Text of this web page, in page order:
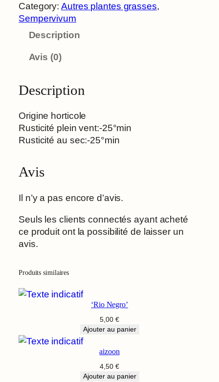
Category:Autres plantes grasses
Sempervivum
Description
Avis (0)
Description
Origine horticole
Rusticité plein vent:-25°min
Rusticité au sec:-25°min
Avis
Il n’y a pas encore d’avis.
Seuls les clients connectés ayant acheté
ce produit ont la possibilité de laisser un
avis.
Produits similaires
‘Rio Negro’
5,00 €
Ajouter au panier
aizoon
4,50 €
Ajouter au panier